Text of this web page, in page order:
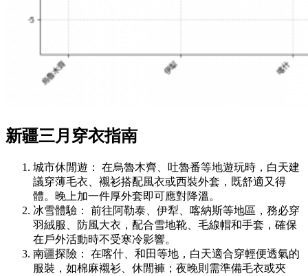
新疆三月穿衣指南
城市休閒遊： 在烏魯木齊、吐魯番等地遊玩時，白天建
議穿薄毛衣、襯衫搭配風衣或西裝外套，既舒適又得
體。晚上加一件厚外套即可應對降溫。
冰雪體驗： 前往阿勒泰、伊犁、喀納斯等地區，務必穿
羽絨服、防風大衣，配合雪地靴、毛線帽和手套，確保
在戶外活動時不受寒冷影響。
南疆探險： 在喀什、和田等地，白天適合穿輕便透氣的
服裝，如棉麻襯衫、休閒褲；夜晚則需準備毛衣或夾